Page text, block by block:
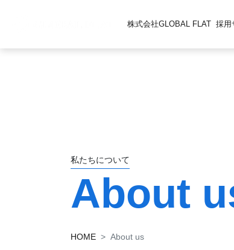
株式会社GLOBAL FLAT 採用
私たちについて
About
HOME About us